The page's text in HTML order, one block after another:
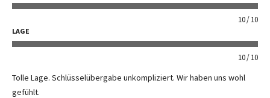
10 10
LAGE
10 10
Tolle Lage. Schlüsselübergabe unkompliziert. Wir haben uns wohl
gefühlt.